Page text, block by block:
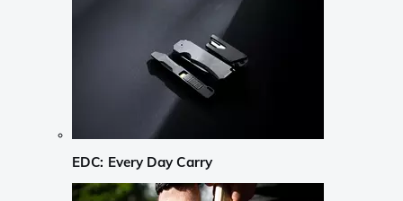
EDC: Every Day Carry